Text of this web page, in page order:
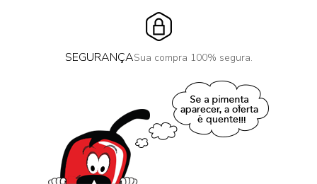
SEGURANÇASua compra 100% segura.